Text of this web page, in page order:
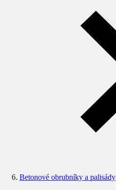
Betonové obrubníky a palisády